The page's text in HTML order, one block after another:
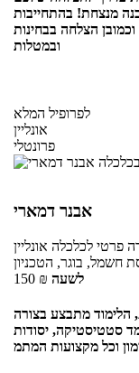
וכמובן הצלחה בבחינות
ובמטלות
לפרופיל המלא
אונליין
פרונטלי
אבנר דמארי
פרטי לכלכלה אונליין
חשמל, בוגר, הטכניון
150 ₪ לשעה
הלימוד מתבצע בצורה
סטטיסטיקה, יסודות
וכל מקצועות המתמ